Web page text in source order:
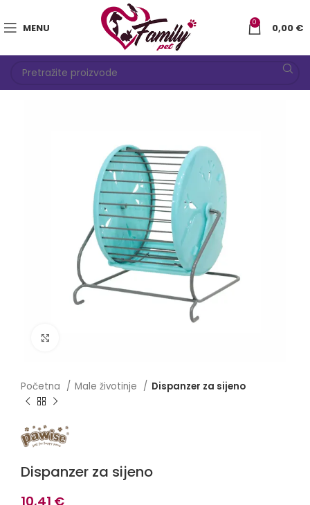
MENU 0 0,00 €
Početna Male životinje Dispanzer za sijeno
Dispanzer za sijeno
10,41 €